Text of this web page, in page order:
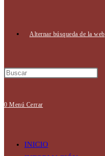
Alternar búsqueda de la web
0 Menú Cerrar
INICIO